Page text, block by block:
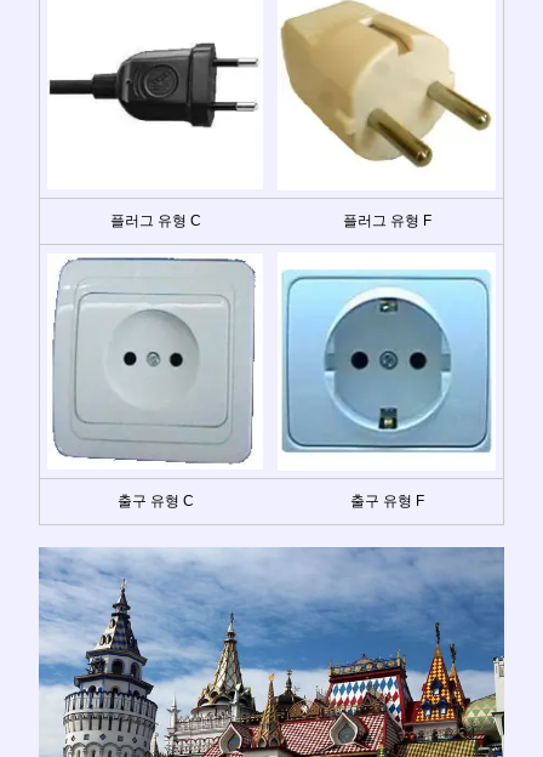
플러그 유형 C 플러그 유형 F
출구 유형 C 출구 유형 F